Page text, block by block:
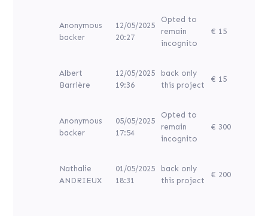
Anonymous
backer
12/05/2025
20:27
Opted to
remain
incognito
€ 15
Albert
Barrière
12/05/2025
19:36
back only
this project
€ 15
Anonymous
backer
05/05/2025
17:54
Opted to
remain
incognito
€ 300
Nathalie
ANDRIEUX
01/05/2025
18:31
back only
this project
€ 200